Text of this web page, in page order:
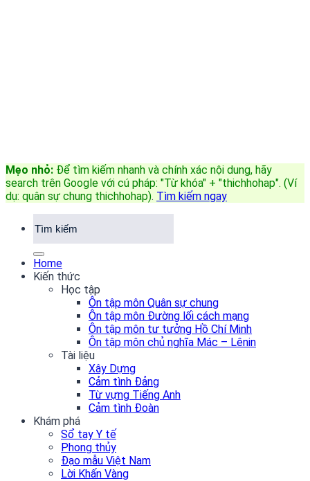
Mẹo nhỏ: Để tìm kiếm nhanh và chính xác nội dung, hãy
search trên Google với cú pháp: "Từ khóa" + "thichhohap". (Ví
dụ: quân sự chung thichhohap). Tìm kiếm ngay
Home
Kiến thức
Học tập
Ôn tập môn Quân sự chung
Ôn tập môn Đường lối cách mạng
Ôn tập môn tư tưởng Hồ Chí Minh
Ôn tập môn chủ nghĩa Mác – Lênin
Tài liệu
Xây Dựng
Cảm tình Đảng
Từ vựng Tiếng Anh
Cảm tình Đoàn
Khám phá
Sổ tay Y tế
Phong thủy
Đạo mẫu Việt Nam
Lời Khấn Vàng